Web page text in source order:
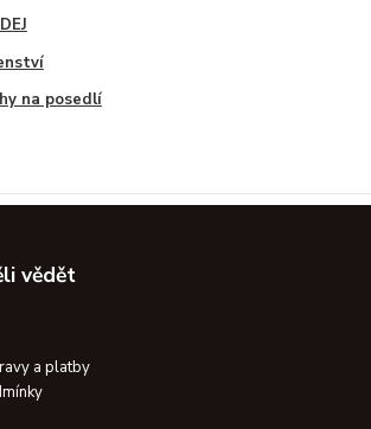
na posedlí
vědět
a platby